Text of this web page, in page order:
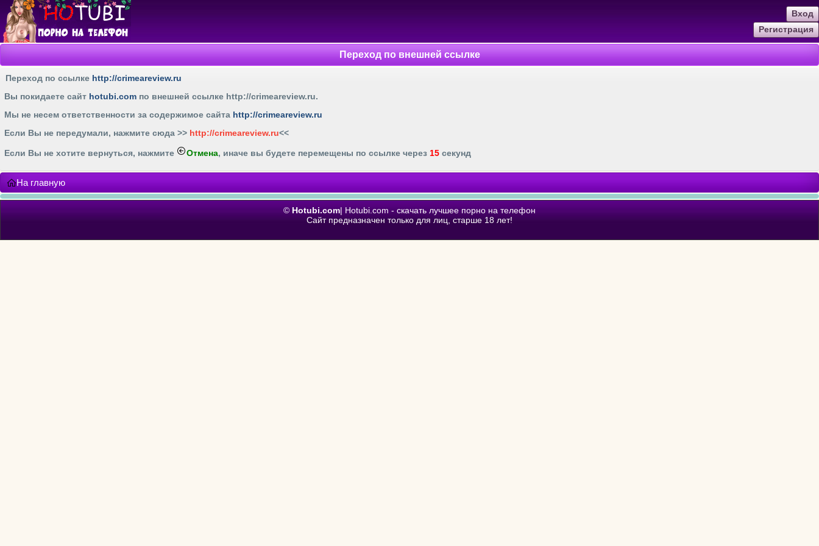
Вход
Регистрация
Переход по внешней ссылке
Переход по ссылке http://crimeareview.ru
Вы покидаете сайт hotubi.com по внешней ссылке http://crimeareview.ru.
Мы не несем ответственности за содержимое сайта http://crimeareview.ru
Если Вы не передумали, нажмите cюда >> http://crimeareview.ru<<
Если Вы не хотите вернуться, нажмите Отмена, иначе вы будете перемещены по ссылке через 15 секунд
На главную
© Hotubi.com| Hotubi.com - скачать лучшее порно на телефон
Сайт предназначен только для лиц, старше 18 лет!